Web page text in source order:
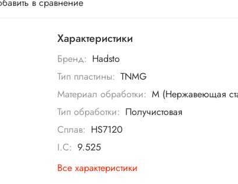
Характеристики
Бренд: Hadsto
Тип пластины: TNMG
Материал обработки: M (Нержавеющая
Тип обработки: Получистовая
Сплав: HS7120
I.C: 9.525
Все характеристики